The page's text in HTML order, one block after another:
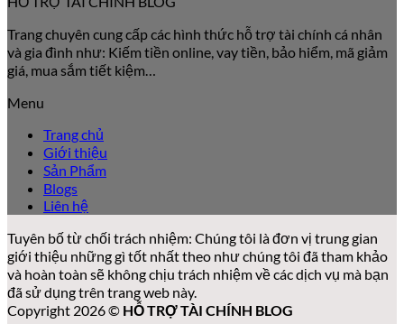
Trang chuyên cung cấp các hình thức hỗ trợ tài chính cá nhân
và gia đình như: Kiếm tiền online, vay tiền, bảo hiểm, mã giảm
giá, mua sắm tiết kiệm…
Menu
Trang chủ
Giới thiệu
Sản Phẩm
Blogs
Liên hệ
Tuyên bố từ chối trách nhiệm: Chúng tôi là đơn vị trung gian
giới thiệu những gì tốt nhất theo như chúng tôi đã tham khảo
và hoàn toàn sẽ không chịu trách nhiệm về các dịch vụ mà bạn
đã sử dụng trên trang web này.
Copyright 2026 © HỖ TRỢ TÀI CHÍNH BLOG